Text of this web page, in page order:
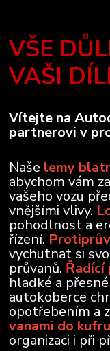
VŠE
VAŠI
Vítejte na
partnerovi v
Naše lemy
abychom vám
vašeho vozu
vnějšími vlivy.
pohodlnost a
řízení.
vychutnat si
průvanů. Řadící
hladké a
autokoberce
opotřebením a
vanami do kufru
organizaci i při